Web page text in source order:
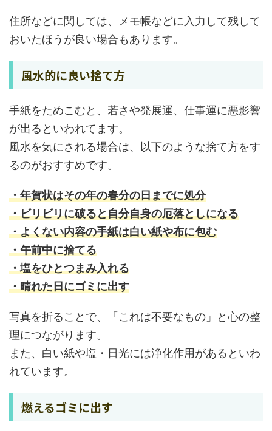
住所などに関しては、メモ帳などに入力して残して
おいたほうが良い場合もあります。
風水的に良い捨て方
手紙をためこむと、若さや発展運、仕事運に悪影響
が出るといわれてます。
風水を気にされる場合は、以下のような捨て方をす
るのがおすすめです。
・年賀状はその年の春分の日までに処分
・ビリビリに破ると自分自身の厄落としになる
・よくない内容の手紙は白い紙や布に包む
・午前中に捨てる
・塩をひとつまみ入れる
・晴れた日にゴミに出す
写真を折ることで、「これは不要なもの」と心の整
理につながります。
また、白い紙や塩・日光には浄化作用があるといわ
れています。
燃えるゴミに出す